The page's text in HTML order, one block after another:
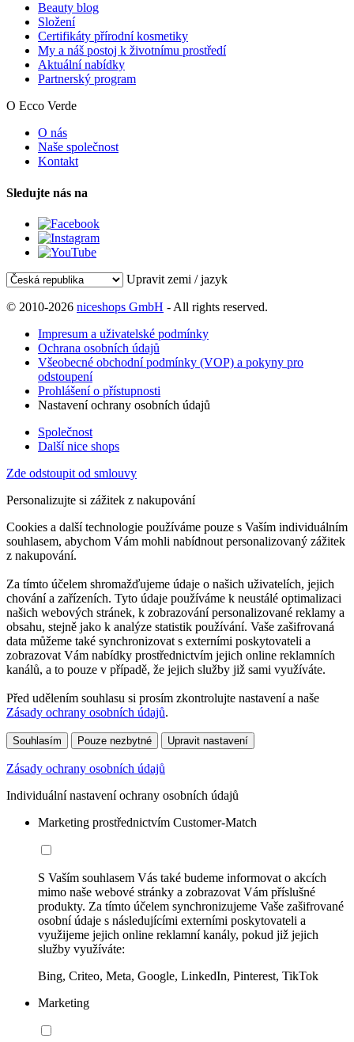
Beauty blog
Složení
Certifikáty přírodní kosmetiky
My a náš postoj k životnímu prostředí
Aktuální nabídky
Partnerský program
O Ecco Verde
O nás
Naše společnost
Kontakt
Sledujte nás na
Upravit zemi / jazyk
© 2010-2026 niceshops GmbH - All rights reserved.
Impresum a uživatelské podmínky
Ochrana osobních údajů
Všeobecné obchodní podmínky (VOP) a pokyny pro
odstoupení
Prohlášení o přístupnosti
Nastavení ochrany osobních údajů
Společnost
Další nice shops
Zde odstoupit od smlouvy
Personalizujte si zážitek z nakupování
Cookies a další technologie používáme pouze s Vaším individuálním
souhlasem, abychom Vám mohli nabídnout personalizovaný zážitek
z nakupování.
Za tímto účelem shromažďujeme údaje o našich uživatelích, jejich
chování a zařízeních. Tyto údaje používáme k neustálé optimalizaci
našich webových stránek, k zobrazování personalizované reklamy a
obsahu, stejně jako k analýze statistik používání. Vaše zašifrovaná
data můžeme také synchronizovat s externími poskytovateli a
zobrazovat Vám nabídky prostřednictvím jejich online reklamních
kanálů, a to pouze v případě, že jejich služby již sami využíváte.
Před udělením souhlasu si prosím zkontrolujte nastavení a naše
Zásady ochrany osobních údajů.
Souhlasím Pouze nezbytné Upravit nastavení
Zásady ochrany osobních údajů
Individuální nastavení ochrany osobních údajů
Marketing prostřednictvím Customer-Match
S Vaším souhlasem Vás také budeme informovat o akcích
mimo naše webové stránky a zobrazovat Vám příslušné
produkty. Za tímto účelem synchronizujeme Vaše zašifrované
osobní údaje s následujícími externími poskytovateli a
využijeme jejich online reklamní kanály, pokud již jejich
služby využíváte:
Bing, Criteo, Meta, Google, LinkedIn, Pinterest, TikTok
Marketing